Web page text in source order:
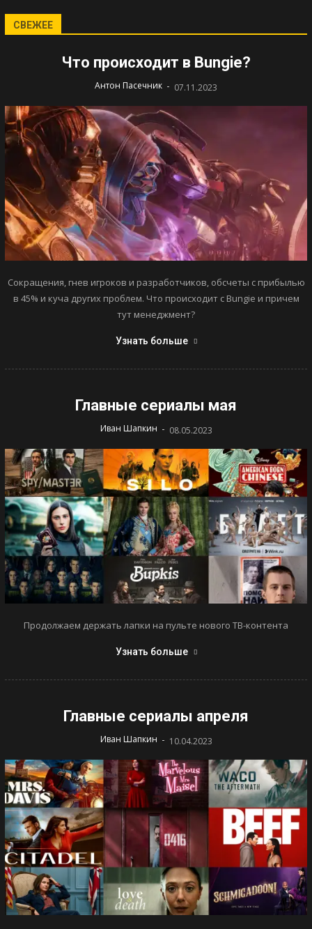
СВЕЖЕЕ
Что происходит в Bungie?
Антон Пасечник - 07.11.2023
Сокращения, гнев игроков и разработчиков, обсчеты с прибылью
в 45% и куча других проблем. Что происходит с Bungie и причем
тут менеджмент?
Узнать больше
Главные сериалы мая
Иван Шапкин - 08.05.2023
Продолжаем держать лапки на пульте нового ТВ-контента
Узнать больше
Главные сериалы апреля
Иван Шапкин - 10.04.2023